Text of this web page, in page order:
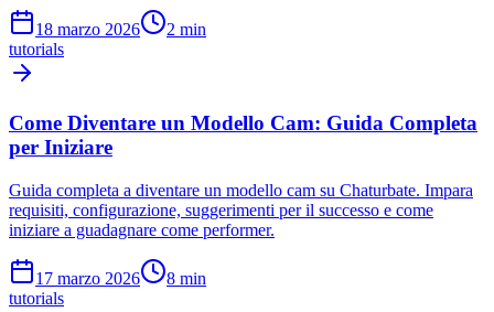
18 marzo 2026 2 min
tutorials
Come Diventare un Modello Cam: Guida Completa
per Iniziare
Guida completa a diventare un modello cam su Chaturbate. Impara
requisiti, configurazione, suggerimenti per il successo e come
iniziare a guadagnare come performer.
17 marzo 2026 8 min
tutorials